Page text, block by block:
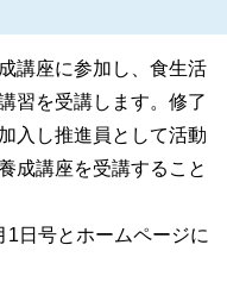
講座に参加し、食生活
習を受講します。修了
入し推進員として活動
成講座を受講すること
日号とホームページに